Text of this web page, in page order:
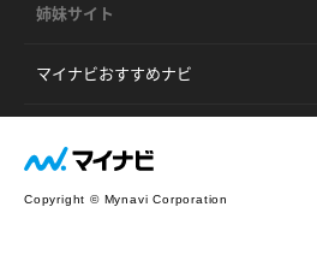
姉妹サイト
マイナビおすすめナビ
Copyright © Mynavi Corporation